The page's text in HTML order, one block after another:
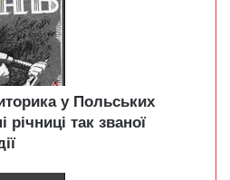
у Польських
річниці так званої